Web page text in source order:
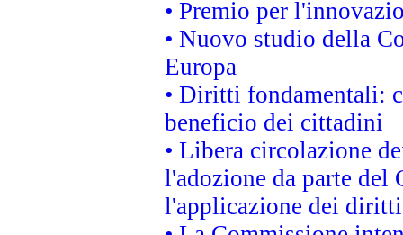
• Premio per
• Nuovo studio della
Europa
• Diritti fondamentali:
beneficio dei cittadini
• Libera circolazione
l'adozione da parte
l'applicazione dei